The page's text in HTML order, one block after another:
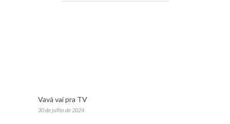
Vavá vai pra TV
30 de julho de 2024